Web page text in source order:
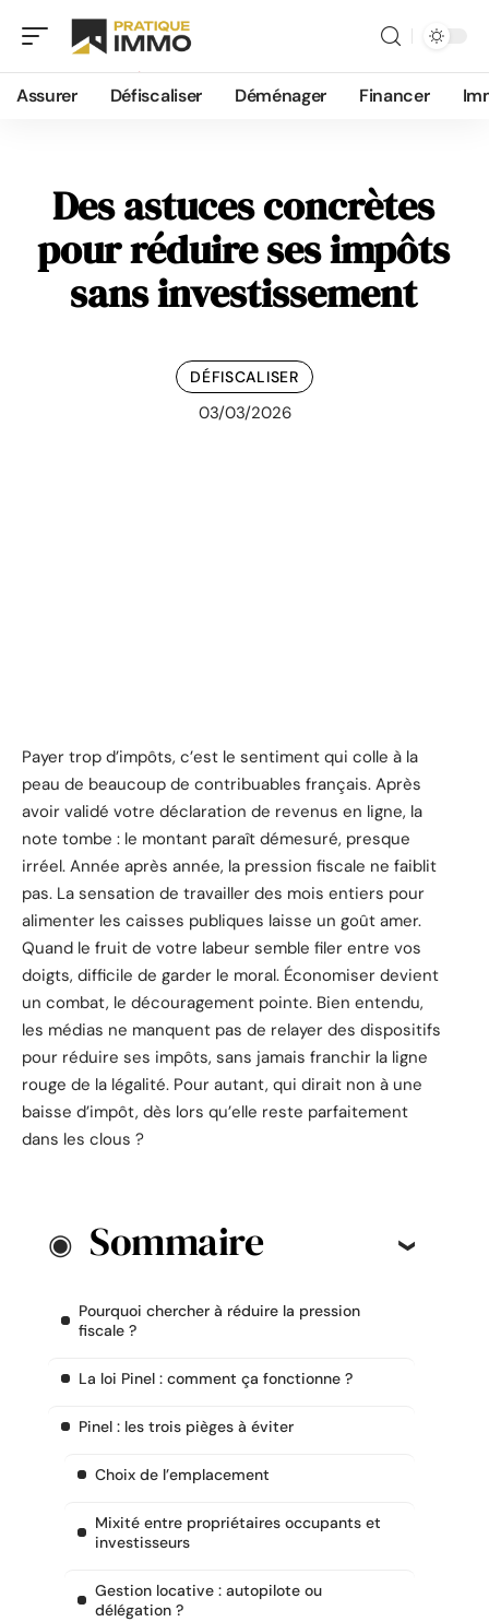
Assurer Défiscaliser Déménager Financer
Des astuces concrètes
pour réduire ses impôts
sans investissement
DÉFISCALISER
03/03/2026
Payer trop d’impôts, c’est le sentiment qui colle à la
peau de beaucoup de contribuables français. Après
avoir validé votre déclaration de revenus en ligne, la
note tombe : le montant paraît démesuré, presque
irréel. Année après année, la pression fiscale ne faiblit
pas. La sensation de travailler des mois entiers pour
alimenter les caisses publiques laisse un goût amer.
Quand le fruit de votre labeur semble filer entre vos
doigts, difficile de garder le moral. Économiser devient
un combat, le découragement pointe. Bien entendu,
les médias ne manquent pas de relayer des dispositifs
pour réduire ses impôts, sans jamais franchir la ligne
rouge de la légalité. Pour autant, qui dirait non à une
baisse d’impôt, dès lors qu’elle reste parfaitement
dans les clous ?
Sommaire
Pourquoi chercher à réduire la pression
fiscale ?
La loi Pinel : comment ça fonctionne ?
Pinel : les trois pièges à éviter
Choix de l’emplacement
Mixité entre propriétaires occupants et
investisseurs
Gestion locative : autopilote ou
délégation ?